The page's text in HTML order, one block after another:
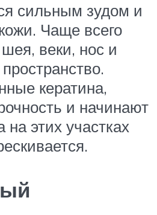
сильным зудом и
Чаще всего
веки, нос и
кератина,
и начинают
этих участках